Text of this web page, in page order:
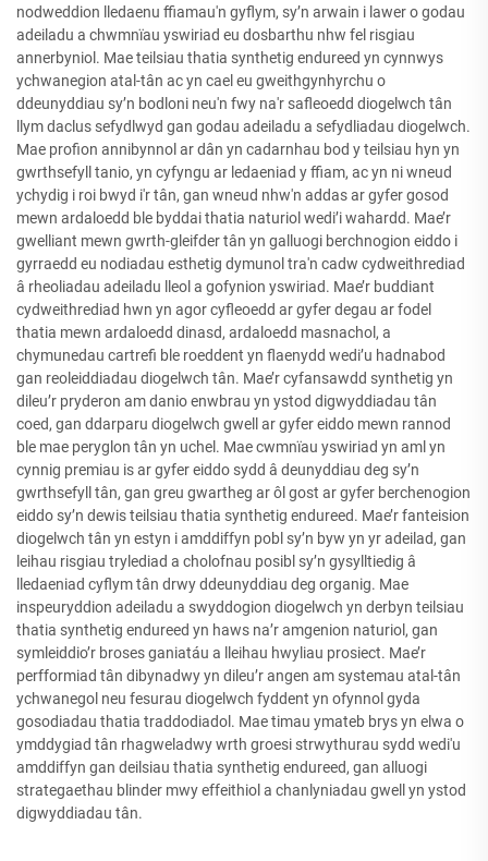
nodweddion lledaenu ffiamau'n gyflym, sy’n arwain i lawer o godau
adeiladu a chwmnïau yswiriad eu dosbarthu nhw fel risgiau
annerbyniol. Mae teilsiau thatia synthetig endureed yn cynnwys
ychwanegion atal-tân ac yn cael eu gweithgynhyrchu o
ddeunyddiau sy’n bodloni neu'n fwy na'r safleoedd diogelwch tân
llym daclus sefydlwyd gan godau adeiladu a sefydliadau diogelwch.
Mae profion annibynnol ar dân yn cadarnhau bod y teilsiau hyn yn
gwrthsefyll tanio, yn cyfyngu ar ledaeniad y ffiam, ac yn ni wneud
ychydig i roi bwyd i'r tân, gan wneud nhw'n addas ar gyfer gosod
mewn ardaloedd ble byddai thatia naturiol wedi’i wahardd. Mae’r
gwelliant mewn gwrth-gleifder tân yn galluogi berchnogion eiddo i
gyrraedd eu nodiadau esthetig dymunol tra'n cadw cydweithrediad
â rheoliadau adeiladu lleol a gofynion yswiriad. Mae’r buddiant
cydweithrediad hwn yn agor cyfleoedd ar gyfer degau ar fodel
thatia mewn ardaloedd dinasd, ardaloedd masnachol, a
chymunedau cartrefi ble roeddent yn flaenydd wedi’u hadnabod
gan reoleiddiadau diogelwch tân. Mae’r cyfansawdd synthetig yn
dileu’r pryderon am danio enwbrau yn ystod digwyddiadau tân
coed, gan ddarparu diogelwch gwell ar gyfer eiddo mewn rannod
ble mae peryglon tân yn uchel. Mae cwmnïau yswiriad yn aml yn
cynnig premiau is ar gyfer eiddo sydd â deunyddiau deg sy’n
gwrthsefyll tân, gan greu gwartheg ar ôl gost ar gyfer berchenogion
eiddo sy’n dewis teilsiau thatia synthetig endureed. Mae’r fanteision
diogelwch tân yn estyn i amddiffyn pobl sy’n byw yn yr adeilad, gan
leihau risgiau trylediad a cholofnau posibl sy’n gysylltiedig â
lledaeniad cyflym tân drwy ddeunyddiau deg organig. Mae
inspeuryddion adeiladu a swyddogion diogelwch yn derbyn teilsiau
thatia synthetig endureed yn haws na’r amgenion naturiol, gan
symleiddio’r broses ganiatáu a lleihau hwyliau prosiect. Mae’r
perfformiad tân dibynadwy yn dileu’r angen am systemau atal-tân
ychwanegol neu fesurau diogelwch fyddent yn ofynnol gyda
gosodiadau thatia traddodiadol. Mae timau ymateb brys yn elwa o
ymddygiad tân rhagweladwy wrth groesi strwythurau sydd wedi'u
amddiffyn gan deilsiau thatia synthetig endureed, gan alluogi
strategaethau blinder mwy effeithiol a chanlyniadau gwell yn ystod
digwyddiadau tân.